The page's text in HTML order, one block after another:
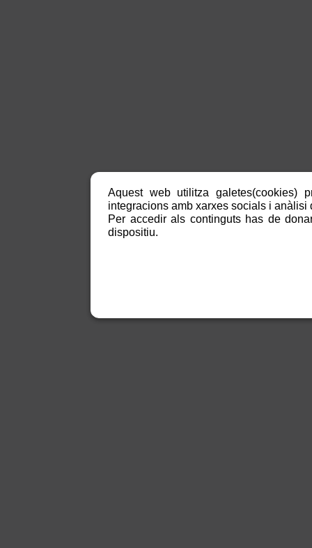
Aquest web utilitza galetes(cookies)
integracions amb xarxes socials i anàlisi
Per accedir als continguts has de
dispositiu.